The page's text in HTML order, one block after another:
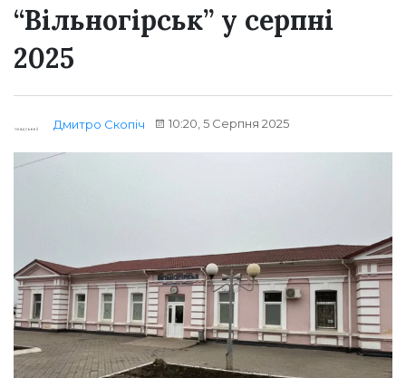
“Вільногірськ” у серпні
2025
Дмитро Скопіч 10:20, 5 Серпня 2025